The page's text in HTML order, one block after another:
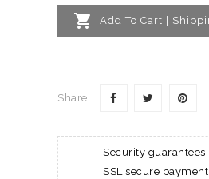
 Add To Cart |
Share
Security guarantees
SSL secure payment